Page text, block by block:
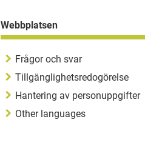
Webbplatsen
Frågor och svar
Tillgänglighetsredogörelse
Hantering av personuppgifter
Other languages